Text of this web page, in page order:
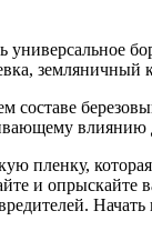
земляничный
составе
влиянию
пленку,
и опрыскайте